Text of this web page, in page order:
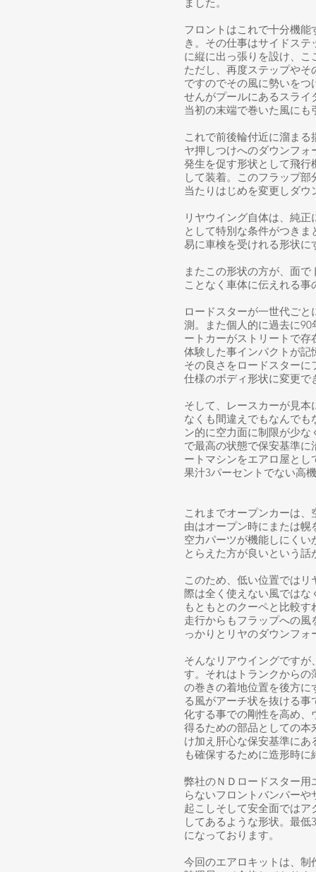
フロントはこれで十分機
き。 その仕事はサイドス
に縦に出っ張りを設け、
ただし、再度ステップや
ですのでその風に勢いを
せんがプールにあるスラ
当初の末端で巻いた風に
これで前後輪付近に溜ま
ヤ押しつけへのダウンフ
発生を促す形状として飛
して装着。このフラップ
当たりはじめを変更しダ
リヤウイング自体は、純
として特別な条件がつき
易に車検を受けれる形状に
またこの形状の方が、面
ことなく車体に伝えれる
ロードスターが一世代ご
測。また個人的に過去に
ートカーがストリートで
体験した事インパクトが
その良さをロードスター
仕様のボディ形状に変更
そして、レースカーが見
なくも間違えでもなんで
ン的に空力面に制限が少
で最高の状態で保安基準
ートマシンをエアロ屋と
果汁3パーセントでない高
これまでオープンカーは
由はオープン時にまたは
空力パーツが機能しにく
とらえた方が良いという
このため、低い位置では
際は全く使えない風では
もともとのクーペと比較
走行からもフラップへの
っかりとリヤのダウンフ
そんなリアウイングです
す。それはトランクから
の巻きの着地位置を後方
る風がアーチ状を抜ける
化する事での剛性を高め
得るための部品としての
け加え肝心な保安基準に
も確保するために造形時
弊社のＮＤロードスター
らないフロントバンパー
起こしそして安全面では
してあるような形状。最
になっております。​
今回のエアロキットは、制